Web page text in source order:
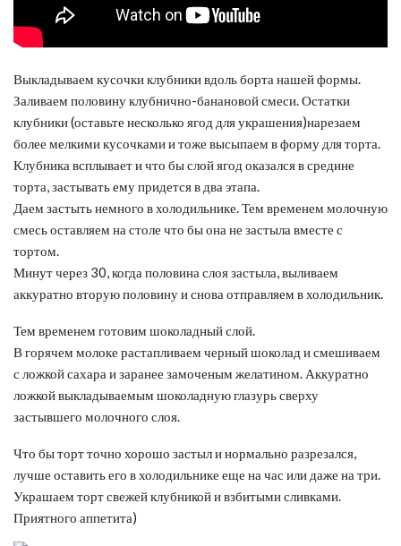
Выкладываем кусочки клубники вдоль борта нашей формы.
Заливаем половину клубнично-банановой смеси. Остатки
клубники (оставьте несколько ягод для украшения)нарезаем
более мелкими кусочками и тоже высыпаем в форму для торта.
Клубника всплывает и что бы слой ягод оказался в средине
торта, застывать ему придется в два этапа.
Даем застыть немного в холодильнике. Тем временем молочную
смесь оставляем на столе что бы она не застыла вместе с
тортом.
Минут через 30, когда половина слоя застыла, выливаем
аккуратно вторую половину и снова отправляем в холодильник.
Тем временем готовим шоколадный слой.
В горячем молоке растапливаем черный шоколад и смешиваем
с ложкой сахара и заранее замоченым желатином. Аккуратно
ложкой выкладываемым шоколадную глазурь сверху
застывшего молочного слоя.
Что бы торт точно хорошо застыл и нормально разрезался,
лучше оставить его в холодильнике еще на час или даже на три.
Украшаем торт свежей клубникой и взбитыми сливками.
Приятного аппетита)